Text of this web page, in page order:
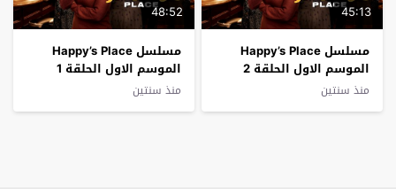
45:13
مسلسل Happy’s Place
الموسم الاول الحلقة 2
فاصل اعلاني
منذ سنتين
48:52
مسلسل Happy’s Place
الموسم الاول الحلقة 1
فاصل اعلاني
منذ سنتين